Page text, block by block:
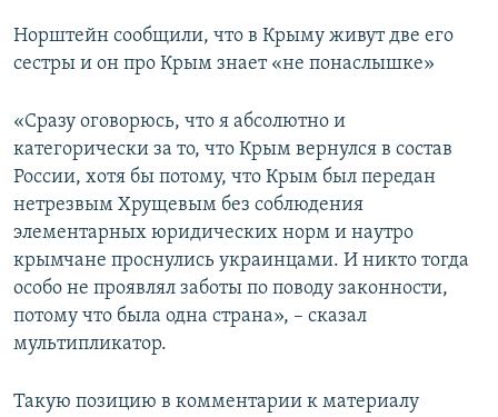
КРЫМ.НЕПОКОРЕННЫЙ
ELIFBE
УКРАИНСКАЯ ПРОБЛЕМА КРЫМА
Все сайты RFE/RL
Норштейн сообщили, что в Крыму живут две его
сестры и он про Крым знает «не понаслышке»
«Сразу оговорюсь, что я абсолютно и
категорически за то, что Крым вернулся в состав
России, хотя бы потому, что Крым был передан
нетрезвым Хрущевым без соблюдения
элементарных юридических норм и наутро
крымчане проснулись украинцами. И никто тогда
особо не проявлял заботы по поводу законности,
потому что была одна страна», – сказал
мультипликатор.
Такую позицию в комментарии к материалу